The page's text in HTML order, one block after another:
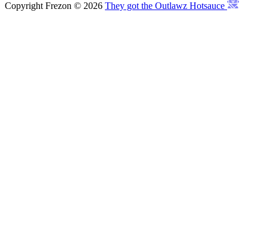
Copyright Frezon © 2026 They got the Outlawz Hotsauce